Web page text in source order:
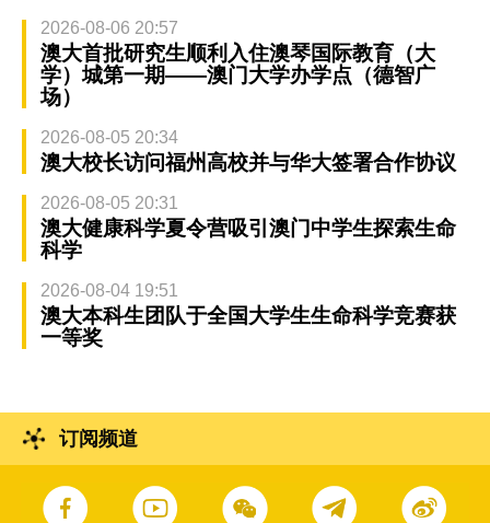
2026-08-06 20:57
澳大首批研究生顺利入住澳琴国际教育（大
学）城第一期——澳门大学办学点（德智广
场）
2026-08-05 20:34
澳大校长访问福州高校并与华大签署合作协议
2026-08-05 20:31
澳大健康科学夏令营吸引澳门中学生探索生命
科学
2026-08-04 19:51
澳大本科生团队于全国大学生生命科学竞赛获
一等奖
订阅频道